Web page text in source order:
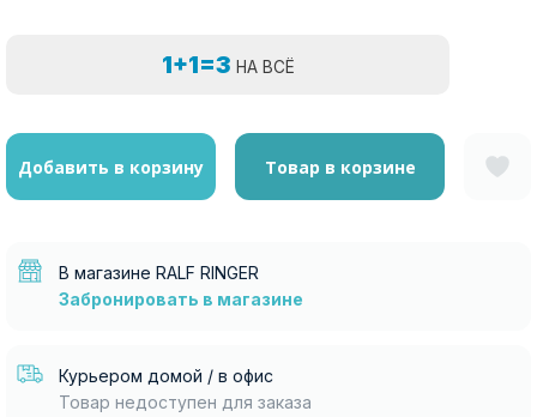
1+1=3 НА ВСЁ
Добавить в корзину Товар в корзине
В магазине RALF RINGER
Забронировать в магазине
Курьером домой / в офис
Товар недоступен для заказа